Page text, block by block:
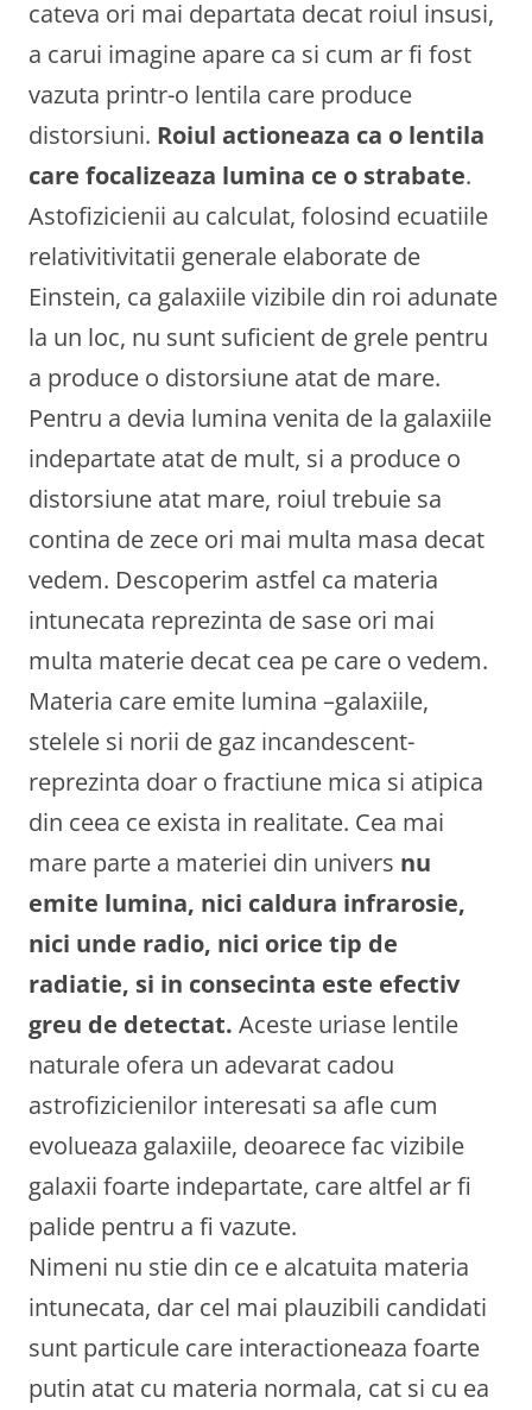
cateva ori mai departata decat roiul insusi,
a carui imagine apare ca si cum ar fi fost
vazuta printr-o lentila care produce
distorsiuni. Roiul actioneaza ca o lentila
care focalizeaza lumina ce o strabate.
Astofizicienii au calculat, folosind ecuatiile
relativitivitatii generale elaborate de
Einstein, ca galaxiile vizibile din roi adunate
la un loc, nu sunt suficient de grele pentru
a produce o distorsiune atat de mare.
Pentru a devia lumina venita de la galaxiile
indepartate atat de mult, si a produce o
distorsiune atat mare, roiul trebuie sa
contina de zece ori mai multa masa decat
vedem. Descoperim astfel ca materia
intunecata reprezinta de sase ori mai
multa materie decat cea pe care o vedem.
Materia care emite lumina –galaxiile,
stelele si norii de gaz incandescent-
reprezinta doar o fractiune mica si atipica
din ceea ce exista in realitate. Cea mai
mare parte a materiei din univers nu
emite lumina, nici caldura infrarosie,
nici unde radio, nici orice tip de
radiatie, si in consecinta este efectiv
greu de detectat. Aceste uriase lentile
naturale ofera un adevarat cadou
astrofizicienilor interesati sa afle cum
evolueaza galaxiile, deoarece fac vizibile
galaxii foarte indepartate, care altfel ar fi
palide pentru a fi vazute.
Nimeni nu stie din ce e alcatuita materia
intunecata, dar cel mai plauzibili candidati
sunt particule care interactioneaza foarte
putin atat cu materia normala, cat si cu ea